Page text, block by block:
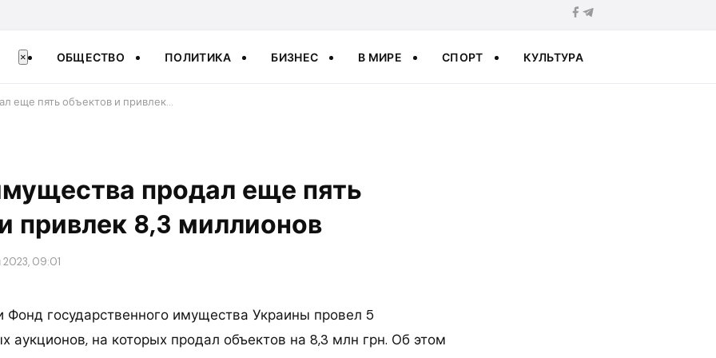
× ОБЩЕСТВО ПОЛИТИКА БИЗНЕС В МИРЕ СПОРТ КУЛЬТУРА
еще пять объектов и привлек…
продал еще пять
привлек 8,3 миллионов
2023, 09:01
Фонд государственного имущества Украины провел 5
аукционов, на которых продал объектов на 8,3 млн грн. Об этом